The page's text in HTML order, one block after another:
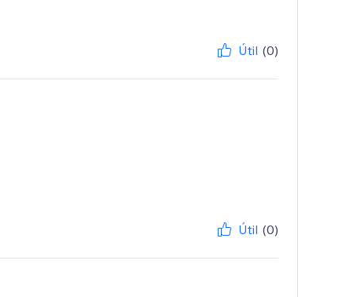
Útil (0)
Útil (0)